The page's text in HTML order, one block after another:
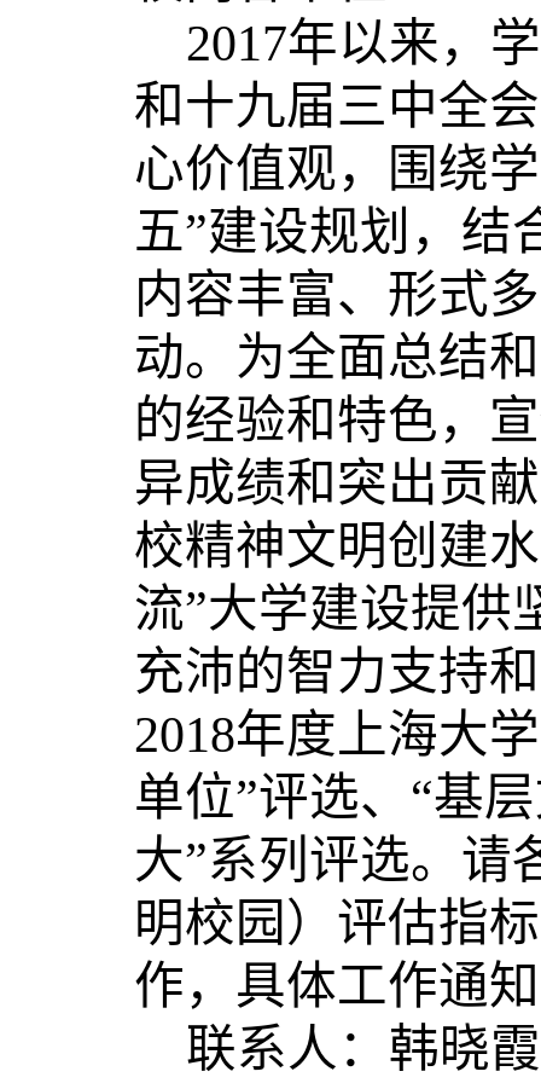
2017年以来，
和十九届三中全
心价值观，围绕
五”建设规划，结
内容丰富、形式
动。为全面总结
的经验和特色，
异成绩和突出贡
校精神文明创建
流”大学建设提供
充沛的智力支持
2018年度上海大
单位”评选、“基
大”系列评选。请
明校园）评估指
作，具体工作通
联系人：韩晓霞